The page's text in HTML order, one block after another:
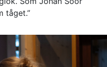
tåget.”